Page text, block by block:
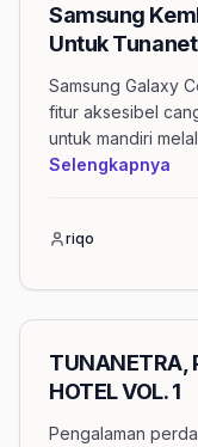
Samsung
Untuk
Samsung Galaxy
fitur aksesibel
untuk mandiri
Selengkapnya
riqo
TUNANETRA,
HOTEL VOL. 1
Pengalaman